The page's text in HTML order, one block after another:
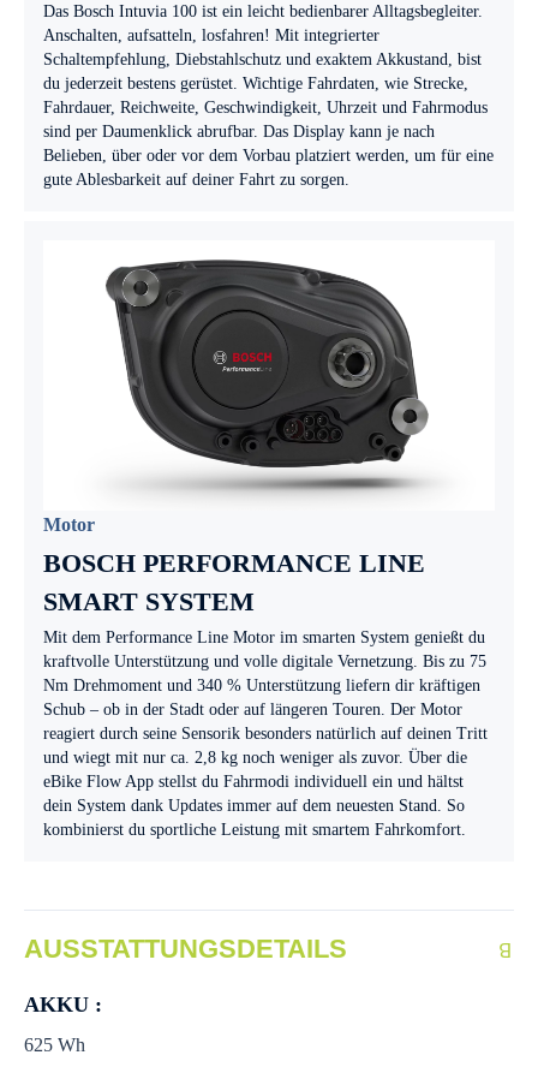
Das Bosch Intuvia 100 ist ein leicht bedienbarer Alltagsbegleiter.
Anschalten, aufsatteln, losfahren! Mit integrierter
Schaltempfehlung, Diebstahlschutz und exaktem Akkustand, bist
du jederzeit bestens gerüstet. Wichtige Fahrdaten, wie Strecke,
Fahrdauer, Reichweite, Geschwindigkeit, Uhrzeit und Fahrmodus
sind per Daumenklick abrufbar. Das Display kann je nach
Belieben, über oder vor dem Vorbau platziert werden, um für eine
gute Ablesbarkeit auf deiner Fahrt zu sorgen.
Motor
BOSCH PERFORMANCE LINE
SMART SYSTEM
Mit dem Performance Line Motor im smarten System genießt du
kraftvolle Unterstützung und volle digitale Vernetzung. Bis zu 75
Nm Drehmoment und 340 % Unterstützung liefern dir kräftigen
Schub – ob in der Stadt oder auf längeren Touren. Der Motor
reagiert durch seine Sensorik besonders natürlich auf deinen Tritt
und wiegt mit nur ca. 2,8 kg noch weniger als zuvor. Über die
eBike Flow App stellst du Fahrmodi individuell ein und hältst
dein System dank Updates immer auf dem neuesten Stand. So
kombinierst du sportliche Leistung mit smartem Fahrkomfort.
AUSSTATTUNGSDETAILS
AKKU :
625 Wh